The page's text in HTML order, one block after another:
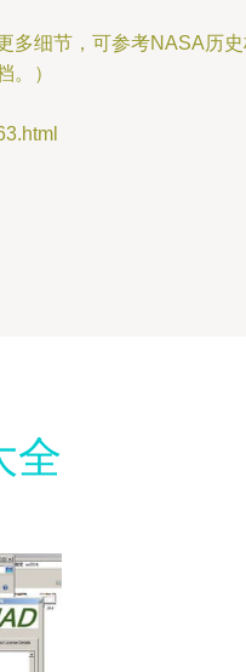
多细节，可参考NASA历
。）
全